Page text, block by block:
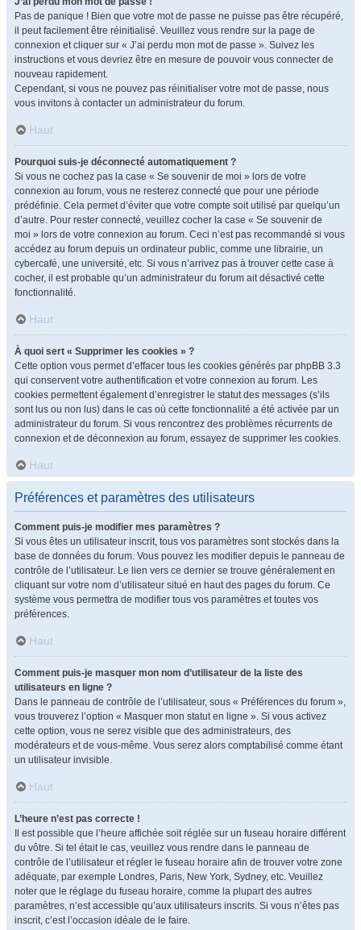
Pas de panique ! Bien que votre mot de passe ne puisse pas être récupéré,
il peut facilement être réinitialisé. Veuillez vous rendre sur la page de
connexion et cliquer sur « J’ai perdu mon mot de passe ». Suivez les
instructions et vous devriez être en mesure de pouvoir vous connecter de
nouveau rapidement.
Cependant, si vous ne pouvez pas réinitialiser votre mot de passe, nous
vous invitons à contacter un administrateur du forum.
Haut
Pourquoi suis-je déconnecté automatiquement ?
Si vous ne cochez pas la case « Se souvenir de moi » lors de votre
connexion au forum, vous ne resterez connecté que pour une période
prédéfinie. Cela permet d’éviter que votre compte soit utilisé par quelqu’un
d’autre. Pour rester connecté, veuillez cocher la case « Se souvenir de
moi » lors de votre connexion au forum. Ceci n’est pas recommandé si vous
accédez au forum depuis un ordinateur public, comme une librairie, un
cybercafé, une université, etc. Si vous n’arrivez pas à trouver cette case à
cocher, il est probable qu’un administrateur du forum ait désactivé cette
fonctionnalité.
Haut
À quoi sert « Supprimer les cookies » ?
Cette option vous permet d’effacer tous les cookies générés par phpBB 3.3
qui conservent votre authentification et votre connexion au forum. Les
cookies permettent également d’enregistrer le statut des messages (s’ils
sont lus ou non lus) dans le cas où cette fonctionnalité a été activée par un
administrateur du forum. Si vous rencontrez des problèmes récurrents de
connexion et de déconnexion au forum, essayez de supprimer les cookies.
Haut
Préférences et paramètres des utilisateurs
Comment puis-je modifier mes paramètres ?
Si vous êtes un utilisateur inscrit, tous vos paramètres sont stockés dans la
base de données du forum. Vous pouvez les modifier depuis le panneau de
contrôle de l’utilisateur. Le lien vers ce dernier se trouve généralement en
cliquant sur votre nom d’utilisateur situé en haut des pages du forum. Ce
système vous permettra de modifier tous vos paramètres et toutes vos
préférences.
Haut
Comment puis-je masquer mon nom d’utilisateur de la liste des
utilisateurs en ligne ?
Dans le panneau de contrôle de l’utilisateur, sous « Préférences du forum »,
vous trouverez l’option « Masquer mon statut en ligne ». Si vous activez
cette option, vous ne serez visible que des administrateurs, des
modérateurs et de vous-même. Vous serez alors comptabilisé comme étant
un utilisateur invisible.
Haut
L’heure n’est pas correcte !
Il est possible que l’heure affichée soit réglée sur un fuseau horaire différent
du vôtre. Si tel était le cas, veuillez vous rendre dans le panneau de
contrôle de l’utilisateur et régler le fuseau horaire afin de trouver votre zone
adéquate, par exemple Londres, Paris, New York, Sydney, etc. Veuillez
noter que le réglage du fuseau horaire, comme la plupart des autres
paramètres, n’est accessible qu’aux utilisateurs inscrits. Si vous n’êtes pas
inscrit, c’est l’occasion idéale de le faire.